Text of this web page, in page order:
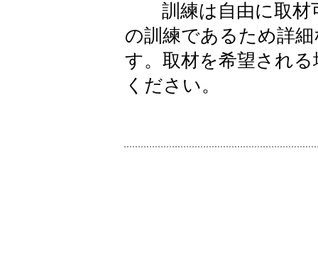
訓練は自由に取材
の訓練であるため詳
す。取材を希望され
ください。